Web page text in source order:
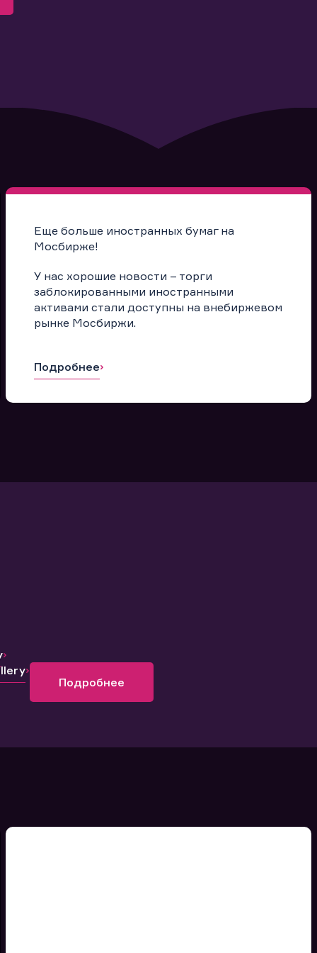
Еще больше иностранных бумаг на
Мосбирже!
У нас хорошие новости – торги
заблокированными иностранными
активами стали доступны на внебиржевом
рынке Мосбиржи.
Подробнее
Подробнее